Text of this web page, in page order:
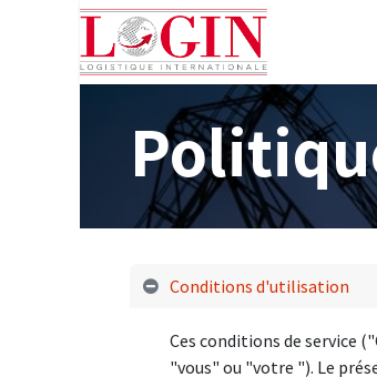
Conditions d'utilisation
Ces conditions de service
"vous" ou "votre "). Le